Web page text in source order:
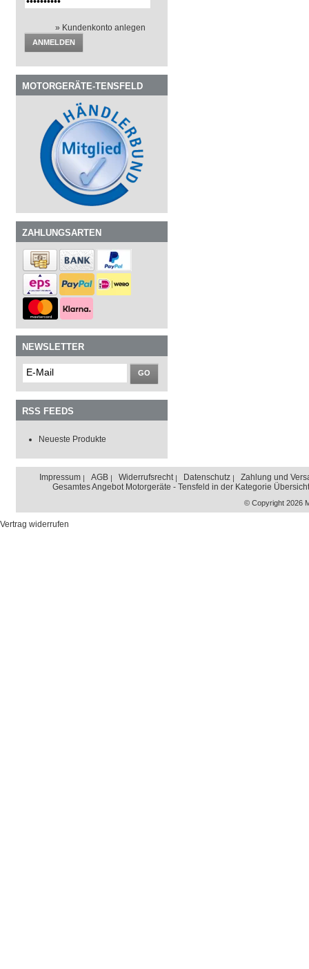
» Kundenkonto anlegen
ANMELDEN
MOTORGERÄTE-TENSFELD
ZAHLUNGSARTEN
NEWSLETTER
GO
RSS FEEDS
Neueste Produkte
Impressum AGB Widerrufsrecht Datenschutz
Zahlung und
Gesamtes Angebot Motorgeräte - Tensfeld in der Kategorie Übersicht
© Copyright 2026
Vertrag widerrufen